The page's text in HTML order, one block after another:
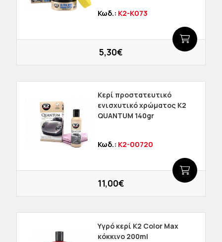
Κωδ.: K2-K073
5,30€
Κερί προστατευτικό
ενισχυτικό χρώματος K2
QUANTUM 140gr
Κωδ.: K2-00720
11,00€
Υγρό κερί K2 Color Max
κόκκινο 200ml